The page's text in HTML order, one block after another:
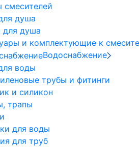
смесителей
душа
для душа
и комплектующие к
Водоснабжение
воды
трубы и фитинги
и силикон
трапы
для воды
для труб